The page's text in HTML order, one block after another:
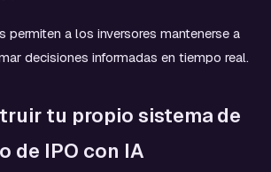
permiten a los inversores mantenerse a
decisiones informadas en tiempo real.
tu propio sistema de
de IPO con IA